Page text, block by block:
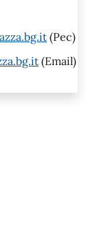
(Pec)
(Email)